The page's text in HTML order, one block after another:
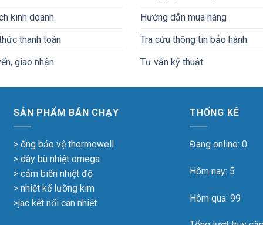
kinh doanh
thanh toán
giao nhận
Hướng dẫn mua hàng
Tra cứu thông tin bảo hành
Tư vấn kỹ thuật
SẢN PHẨM BÁN CHẠY
> ống bảo vệ thermowell
> dây bù nhiệt omega
> cảm biến nhiệt độ
> nhiệt kế lưỡng kim
>jac kết nối can nhiệt
THỐNG KÊ
Đang online: 0
Hôm nay: 5
Hôm qua: 99